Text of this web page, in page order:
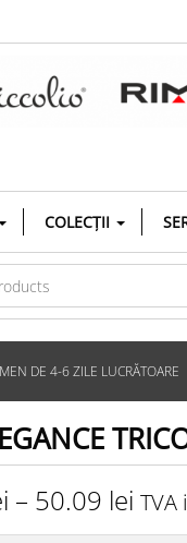
COLECȚII
DE 4-6 ZILE LUCRĂTOARE
– 50.09 lei TVA